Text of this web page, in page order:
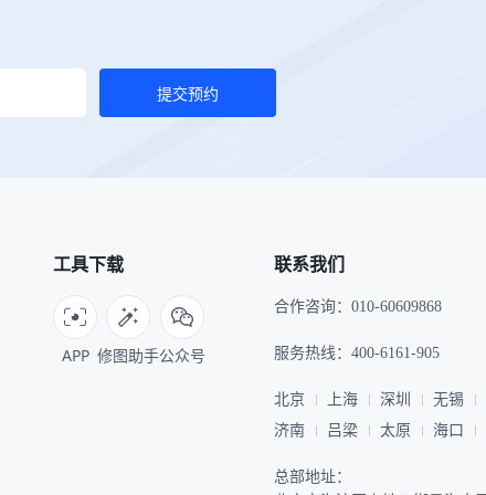
提交预约
工具下载
APP 修图助手公众号
联系我们
合作咨询：010-60609868
服务热线：400-6161-905
北京 上海 深圳 无锡
济南
吕梁 太原 海口
总部地址：